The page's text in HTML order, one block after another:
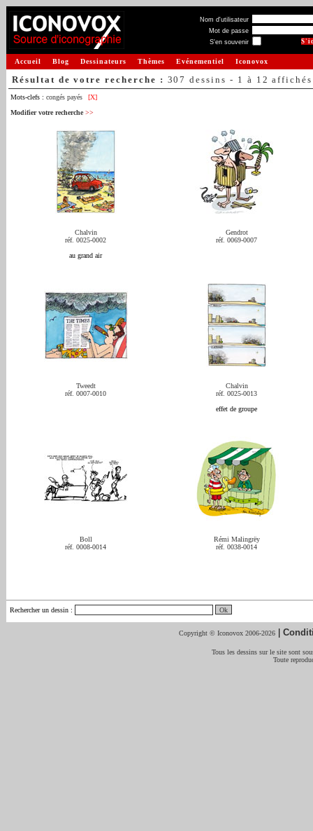
Nom d'utilisateur
Mot de passe
S'en souvenir
Accueil Blog Dessinateurs Thèmes Evénementiel Iconovox
Résultat de votre recherche : 307 dessins - 1 à 12 affichés
Mots-clefs : congés payés
[X]
Modifier votre recherche >>
Chalvin
réf. 0025-0002
au grand air
Gendrot
réf. 0069-0007
Tweedt
réf. 0007-0010
Chalvin
réf. 0025-0013
effet de groupe
Boll
réf. 0008-0014
Rémi Malingrëy
réf. 0038-0014
Rechercher un dessin :
Copyright © Iconovox 2006-2026 |
Tous les dessins sur le site sont
Toute